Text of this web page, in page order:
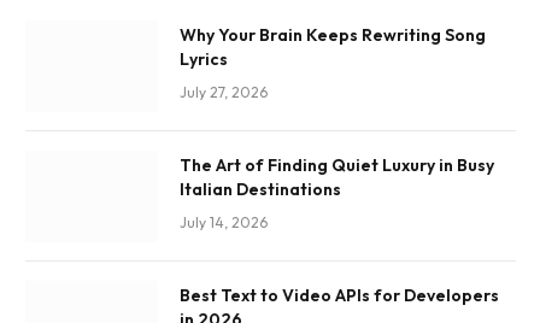
Why Your Brain Keeps Rewriting Song
Lyrics
July 27, 2026
The Art of Finding Quiet Luxury in Busy
Italian Destinations
July 14, 2026
Best Text to Video APIs for Developers